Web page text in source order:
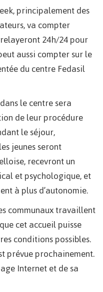
principalement des
va compter
24h/24 pour
aussi compter sur le
du centre Fedasil
le centre sera
de leur procédure
le séjour,
jeunes seront
recevront un
et psychologique, et
à plus d’autonomie.
communaux travaillent
cet accueil puisse
conditions possibles.
prévue prochainement.
Internet et de sa